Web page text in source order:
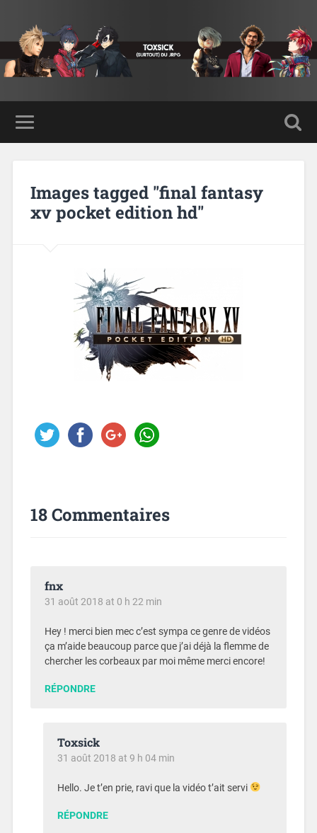
Images tagged "final fantasy
xv pocket edition hd"
18 Commentaires
fnx
31 août 2018 at 0 h 22 min
Hey ! merci bien mec c’est sympa ce genre de vidéos
ça m’aide beaucoup parce que j’ai déjà la flemme de
chercher les corbeaux par moi même merci encore!
RÉPONDRE
Toxsick
31 août 2018 at 9 h 04 min
Hello. Je t’en prie, ravi que la vidéo t’ait servi
RÉPONDRE